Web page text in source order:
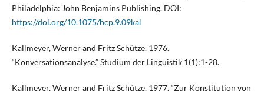
Philadelphia: John Benjamins Publishing. DOI:
https://doi.org/10.1075/hcp.9.09kal
Kallmeyer, Werner and Fritz Schütze. 1976.
“Konversationsanalyse.” Studium der Linguistik 1(1):1-28.
Kallmeyer, Werner and Fritz Schütze. 1977. “Zur Konstitution von